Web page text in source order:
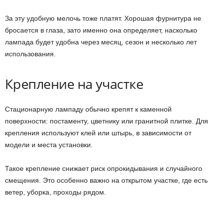
За эту удобную мелочь тоже платят. Хорошая фурнитура не
бросается в глаза, зато именно она определяет, насколько
лампада будет удобна через месяц, сезон и несколько лет
использования.
Крепление на участке
Стационарную лампаду обычно крепят к каменной
поверхности: постаменту, цветнику или гранитной плитке. Для
крепления используют клей или штырь, в зависимости от
модели и места установки.
Такое крепление снижает риск опрокидывания и случайного
смещения. Это особенно важно на открытом участке, где есть
ветер, уборка, проходы рядом.